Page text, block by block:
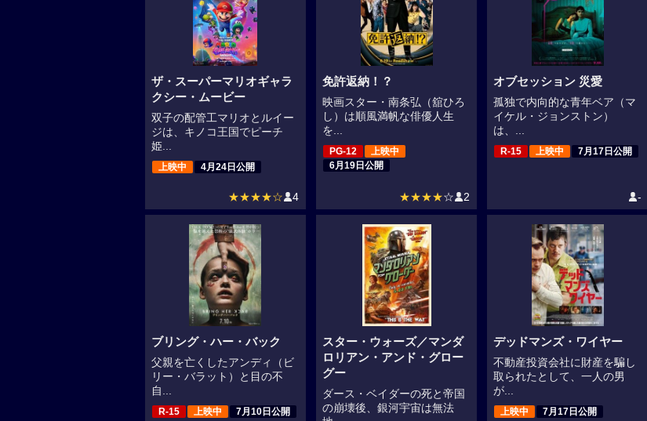
ザ・スーパーマリオギャラ
クシー・ムービー
双子の配管工マリオとルイー
ジは、キノコ王国でピーチ
姫...
上映中 4月24日公開
★★★★☆ 4
免許返納！？
映画スター・南条弘（舘ひろ
し）は順風満帆な俳優人生
を...
PG-12
上映中
6月19日公開
★★★★☆ 2
オブセッション 災愛
孤独で内向的な青年ベア（マ
イケル・ジョンストン）
は、...
R-15 上映中 7月17日公開
-
ブリング・ハー・バック
父親を亡くしたアンディ（ビ
リー・バラット）と目の不
自...
R-15 上映中 7月10日公開
スター・ウォーズ／マンダ
ロリアン・アンド・グロー
グー
ダース・ベイダーの死と帝国
の崩壊後、銀河宇宙は無法
デッドマンズ・ワイヤー
不動産投資会社に財産を騙し
取られたとして、一人の男
が...
上映中 7月17日公開